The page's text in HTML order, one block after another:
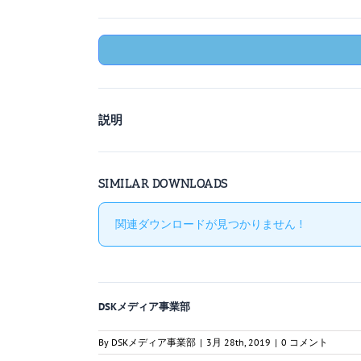
説明
SIMILAR DOWNLOADS
関連ダウンロードが見つかりません !
DSKメディア事業部
By DSKメディア事業部 | 3月 28th, 2019 | 0 コメント